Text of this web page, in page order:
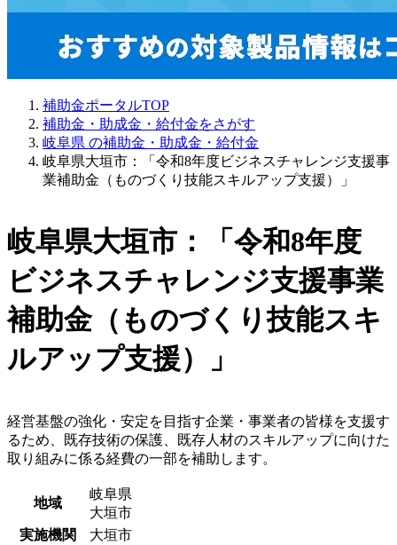
補助金ポータルTOP
補助金・助成金・給付金をさがす
岐阜県 の補助金・助成金・給付金
岐阜県大垣市：「令和8年度ビジネスチャレンジ支援事
業補助金（ものづくり技能スキルアップ支援）」
岐阜県大垣市：「令和8年度
ビジネスチャレンジ支援事業
補助金（ものづくり技能スキ
ルアップ支援）」
経営基盤の強化・安定を目指す企業・事業者の皆様を支援す
るため、既存技術の保護、既存人材のスキルアップに向けた
取り組みに係る経費の一部を補助します。
地域
岐阜県
大垣市
実施機関
大垣市